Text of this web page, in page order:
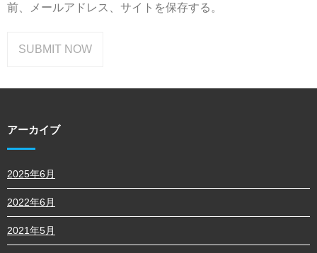
前、メールアドレス、サイトを保存する。
アーカイブ
2025年6月
2022年6月
2021年5月